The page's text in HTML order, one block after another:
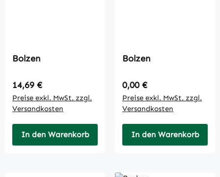
Bolzen
Regulärer Preis:
14,69 €
Preise exkl. MwSt. zzgl.
Versandkosten
In den Warenkorb
Bolzen
Regulärer Preis:
0,00 €
Preise exkl. MwSt. zzgl.
Versandkosten
In den Warenkorb